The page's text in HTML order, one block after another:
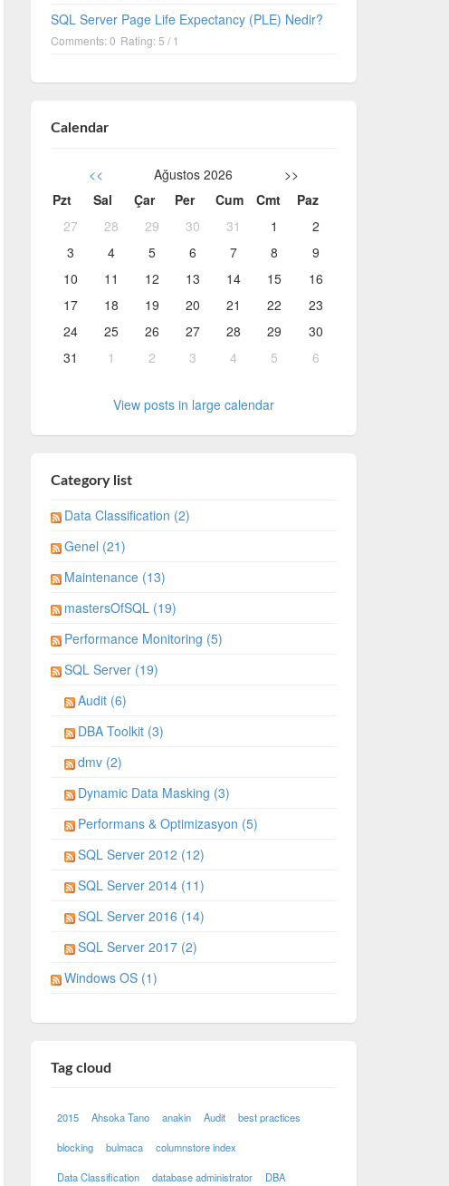
SQL Server Page Life Expectancy (PLE) Nedir?
Comments: 0 Rating: 5 / 1
Calendar
<< Ağustos 2026
>>
Pzt
Sal Çar Per Cum Cmt
Paz
27
28 29 30 31 1
2
3
4 5 6 7 8
9
10
11 12 13 14 15
16
17
18 19 20 21 22
23
24
25 26 27 28 29
30
31
1 2 3 4 5 6
View posts in large calendar
Category list
Data Classification (2)
Genel (21)
Maintenance (13)
mastersOfSQL (19)
Performance Monitoring (5)
SQL Server (19)
Audit (6)
DBA Toolkit (3)
dmv (2)
Dynamic Data Masking (3)
Performans & Optimizasyon (5)
SQL Server 2012 (12)
SQL Server 2014 (11)
SQL Server 2016 (14)
SQL Server 2017 (2)
Windows OS (1)
Tag cloud
2015 Ahsoka Tano anakin Audit best practices
blocking bulmaca columnstore index
Data Classification database administrator DBA